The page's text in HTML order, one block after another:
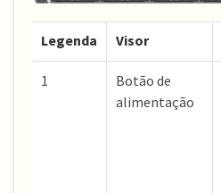
Legenda Visor
1
Botão de
alimentação